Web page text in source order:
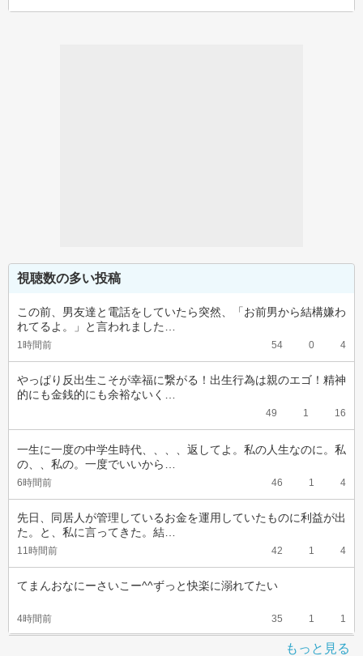
視聴数の多い投稿
この前、男友達と電話をしていたら突然、「お前男から結構嫌わ
れてるよ。」と言われました…
1時間前 54 0 4
やっぱり反出生こそが幸福に繋がる！出生行為は親のエゴ！精神
的にも金銭的にも余裕ないく…
49 1 16
一生に一度の中学生時代、、、、返してよ。私の人生なのに。私
の、、私の。一度でいいから…
6時間前 46 1 4
先日、同居人が管理しているお金を運用していたものに利益が出
た。と、私に言ってきた。結…
11時間前 42 1 4
てまんおなにーさいこー^^ずっと快楽に溺れてたい
4時間前 35 1 1
もっと見る